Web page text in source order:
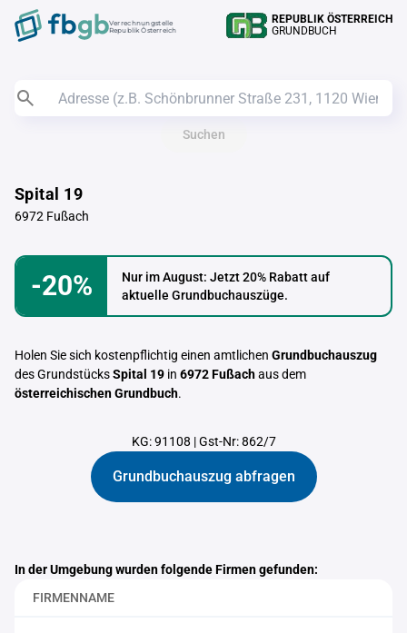
Verrechnungstelle
Republik Österreich
REPUBLIK ÖSTERREICH
GRUNDBUCH
Suchen
Spital 19
6972 Fußach
-20%
Nur im August: Jetzt 20% Rabatt auf
aktuelle Grundbuchauszüge.
Holen Sie sich kostenpflichtig einen amtlichen Grundbuchauszug
des GrundstücksSpital 19 in 6972 Fußachaus dem
österreichischen Grundbuch.
KG: 91108 |Gst-Nr: 862/7
Grundbuchauszug abfragen
In der Umgebung wurden folgende Firmen gefunden:
FIRMENNAME